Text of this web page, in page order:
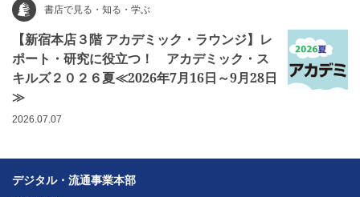
書店で見る・知る・学ぶ
【新宿本店３階 アカデミック・ラウンジ】レ
ポート・研究に役立つ！ アカデミック・ス
キルズ２０２６夏≪2026年7月16日～9月28日
≫
2026.07.07
デジタル・流通事業本部